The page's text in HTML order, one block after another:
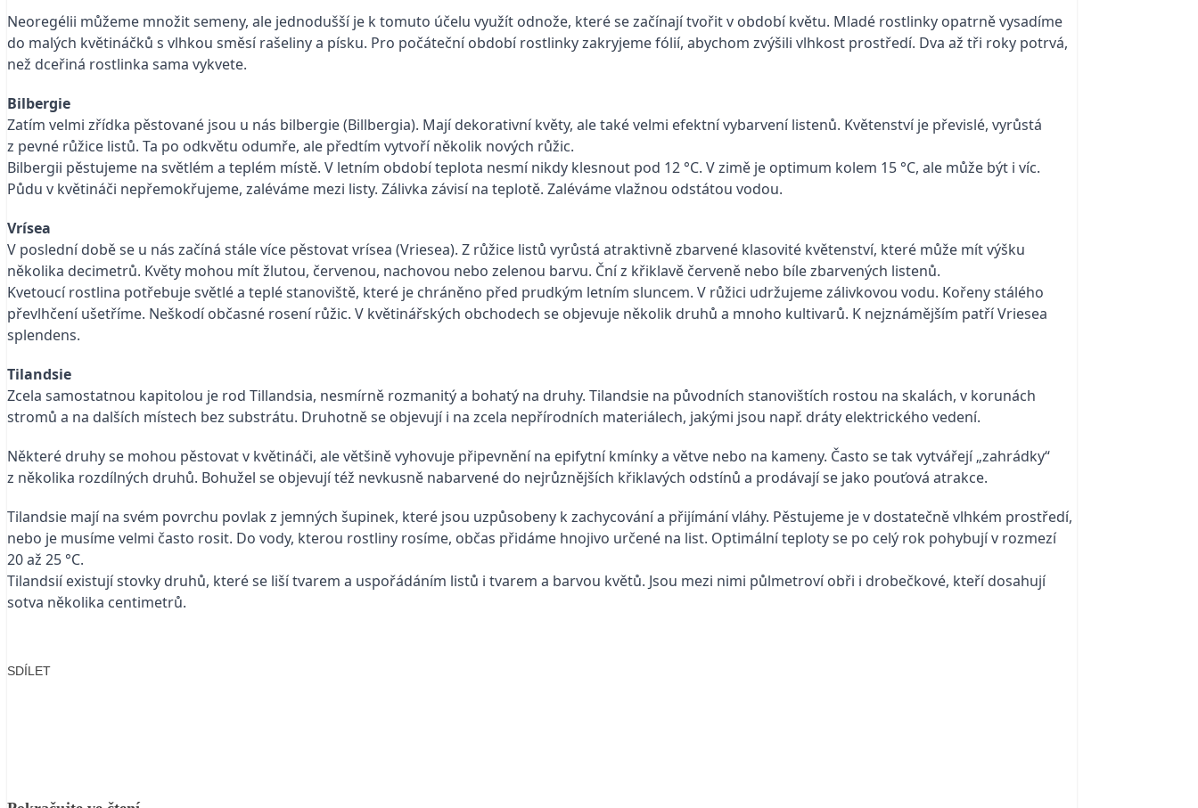
Neoregélii můžeme množit semeny, ale jednodušší je k tomuto účelu využít odnože, které se začínají tvořit v období květu. Mladé rostlinky opatrně vysadíme
do malých květináčků s vlhkou směsí rašeliny a písku. Pro počáteční období rostlinky zakryjeme fólií, abychom zvýšili vlhkost prostředí. Dva až tři roky potrvá,
než dceřiná rostlinka sama vykvete.
Bilbergie
Zatím velmi zřídka pěstované jsou u nás bilbergie (Billbergia). Mají dekorativní květy, ale také velmi efektní vybarvení listenů. Květenství je převislé, vyrůstá
z pevné růžice listů. Ta po odkvětu odumře, ale předtím vytvoří několik nových růžic.
Bilbergii pěstujeme na světlém a teplém místě. V letním období teplota nesmí nikdy klesnout pod 12 °C. V zimě je optimum kolem 15 °C, ale může být i víc.
Půdu v květináči nepřemokřujeme, zaléváme mezi listy. Zálivka závisí na teplotě. Zaléváme vlažnou odstátou vodou.
Vrísea
V poslední době se u nás začíná stále více pěstovat vrísea (Vriesea). Z růžice listů vyrůstá atraktivně zbarvené klasovité květenství, které může mít výšku
několika decimetrů. Květy mohou mít žlutou, červenou, nachovou nebo zelenou barvu. Ční z křiklavě červeně nebo bíle zbarvených listenů.
Kvetoucí rostlina potřebuje světlé a teplé stanoviště, které je chráněno před prudkým letním sluncem. V růžici udržujeme zálivkovou vodu. Kořeny stálého
převlhčení ušetříme. Neškodí občasné rosení růžic. V květinářských obchodech se objevuje několik druhů a mnoho kultivarů. K nejznámějším patří Vriesea
splendens.
Tilandsie
Zcela samostatnou kapitolou je rod Tillandsia, nesmírně rozmanitý a bohatý na druhy. Tilandsie na původních stanovištích rostou na skalách, v korunách
stromů a na dalších místech bez substrátu. Druhotně se objevují i na zcela nepřírodních materiálech, jakými jsou např. dráty elektrického vedení.
Některé druhy se mohou pěstovat v květináči, ale většině vyhovuje připevnění na epifytní kmínky a větve nebo na kameny. Často se tak vytvářejí „zahrádky“
z několika rozdílných druhů. Bohužel se objevují též nevkusně nabarvené do nejrůznějších křiklavých odstínů a prodávají se jako pouťová atrakce.
Tilandsie mají na svém povrchu povlak z jemných šupinek, které jsou uzpůsobeny k zachycování a přijímání vláhy. Pěstujeme je v dostatečně vlhkém prostředí,
nebo je musíme velmi často rosit. Do vody, kterou rostliny rosíme, občas přidáme hnojivo určené na list. Optimální teploty se po celý rok pohybují v rozmezí
20 až 25 °C.
Tilandsií existují stovky druhů, které se liší tvarem a uspořádáním listů i tvarem a barvou květů. Jsou mezi nimi půlmetroví obři i drobečkové, kteří dosahují
sotva několika centimetrů.
SDÍLET